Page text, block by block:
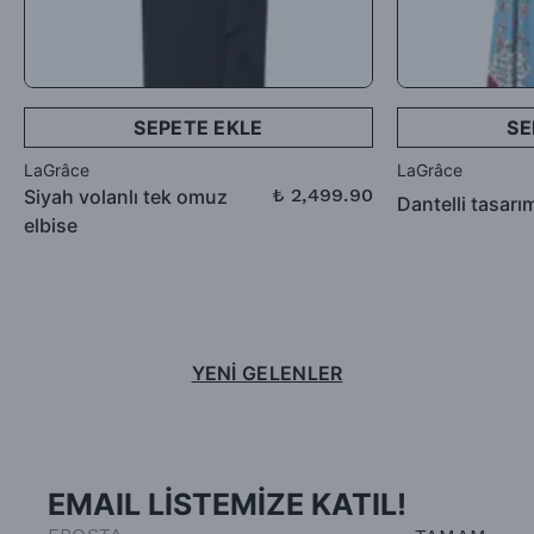
SEPETE EKLE
LaGrâce
Siyah volanlı tek omuz
elbise
₺ 2,499.90
LaGrâce
Dantelli
YENİ GELENLER
EMAIL LİSTEMİZE KATIL!